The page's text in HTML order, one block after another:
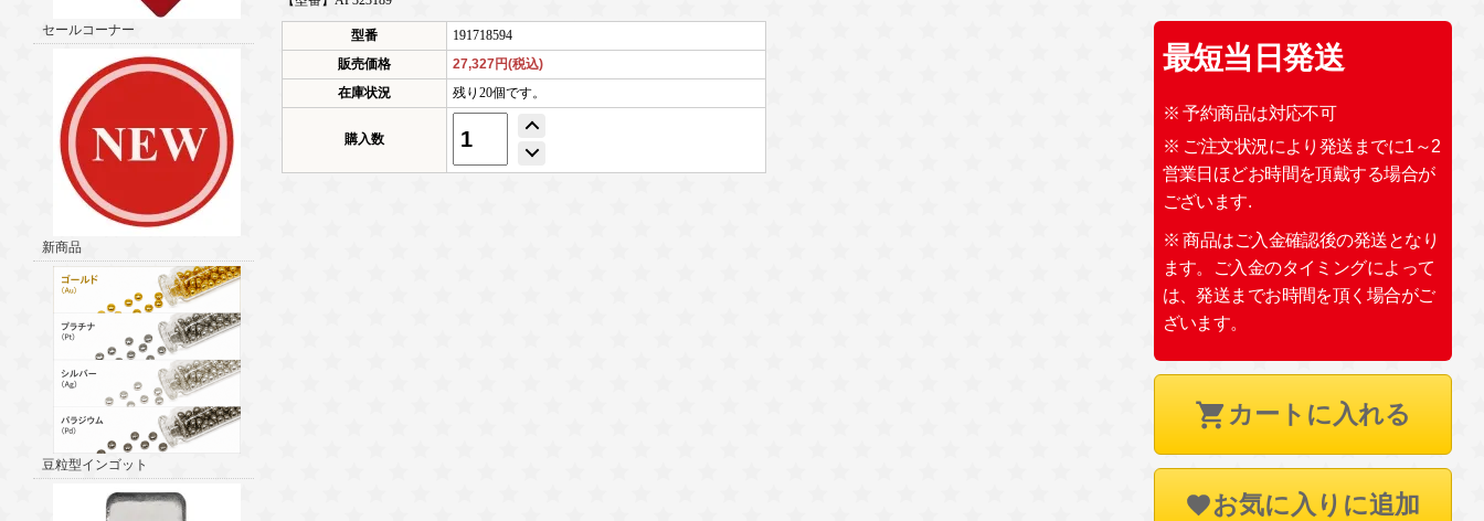
セールコーナー
新商品
豆粒型インゴット
型番
191718594
販売価格
27,327円(税込)
在庫状況
残り20個です。
購入数
最短当日発送
※ 予約商品は対応不可
※ ご注文状況により発送までに1～2
営業日ほどお時間を頂戴する場合が
ございます.
※ 商品はご入金確認後の発送となり
ます。ご入金のタイミングによって
は、発送までお時間を頂く場合がご
ざいます。
カートに入れる
お気に入りに追加